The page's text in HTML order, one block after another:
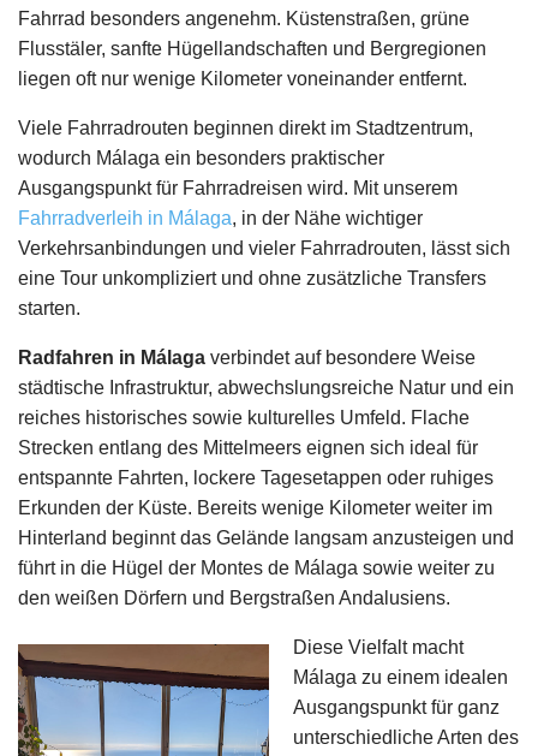
Fahrrad besonders angenehm. Küstenstraßen, grüne
Flusstäler, sanfte Hügellandschaften und Bergregionen
liegen oft nur wenige Kilometer voneinander entfernt.
Viele Fahrradrouten beginnen direkt im Stadtzentrum,
wodurch Málaga ein besonders praktischer
Ausgangspunkt für Fahrradreisen wird. Mit unserem
Fahrradverleih in Málaga, in der Nähe wichtiger
Verkehrsanbindungen und vieler Fahrradrouten, lässt sich
eine Tour unkompliziert und ohne zusätzliche Transfers
starten.
Radfahren in Málaga verbindet auf besondere Weise
städtische Infrastruktur, abwechslungsreiche Natur und ein
reiches historisches sowie kulturelles Umfeld. Flache
Strecken entlang des Mittelmeers eignen sich ideal für
entspannte Fahrten, lockere Tagesetappen oder ruhiges
Erkunden der Küste. Bereits wenige Kilometer weiter im
Hinterland beginnt das Gelände langsam anzusteigen und
führt in die Hügel der Montes de Málaga sowie weiter zu
den weißen Dörfern und Bergstraßen Andalusiens.
Diese Vielfalt macht
Málaga zu einem idealen
Ausgangspunkt für ganz
unterschiedliche Arten des